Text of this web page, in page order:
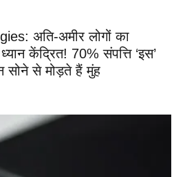
अति-अमीर लोगों का
केंद्रित! 70% संपत्ति ‘इस’
सोने से मोड़ते हैं मुंह